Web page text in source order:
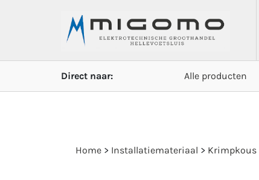
Direct naar: Alle producten
Home > Installatiemateriaal > Krimpkous